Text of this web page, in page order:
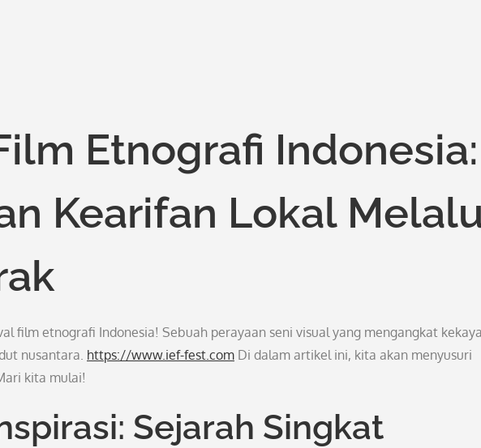
Etnografi Indonesia:
Kearifan Lokal
film etnografi Indonesia! Sebuah perayaan seni visual yang mengangkat
nusantara. https://www.ief-fest.com Di dalam artikel ini, kita akan menyusuri
kita mulai!
Sejarah Singkat